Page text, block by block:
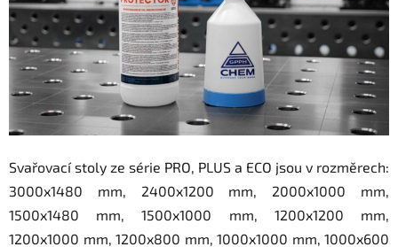
Svařovací stoly ze série PRO, PLUS a ECO jsou v rozměrech:
3000x1480 mm, 2400x1200 mm, 2000x1000 mm,
1500x1480 mm, 1500x1000 mm, 1200x1200 mm,
1200x1000 mm, 1200x800 mm, 1000x1000 mm, 1000x600